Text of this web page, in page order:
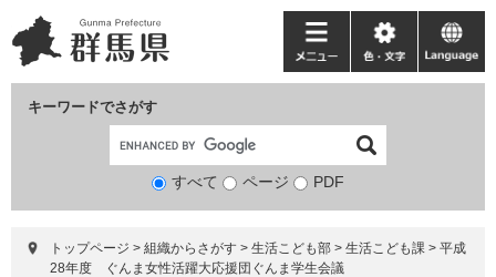
ー
ジ
ニ
ュ
て
キーワードでさがす
検
象
すべて ページ PDF
メ
ニ
ー
色・
文
language
トップページ > 組織からさがす > 生活こども部 > 生活こども課 > 平成
28年度 ぐんま女性活躍大応援団ぐんま学生会議